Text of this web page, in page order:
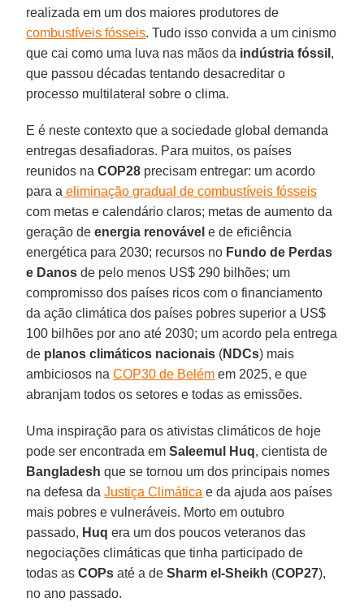
realizada em um dos maiores produtores de
combustíveis fósseis. Tudo isso convida a um cinismo
que cai como uma luva nas mãos da indústria fóssil ,
que passou décadas tentando desacreditar o
processo multilateral sobre o clima.
E é neste contexto que a sociedade global demanda
entregas desafiadoras. Para muitos, os países
reunidos naCOP28 precisam entregar: um acordo
para a eliminação gradual de combustíveis fósseis
com metas e calendário claros; metas de aumento da
geração deenergia renovável e de eficiência
energética para 2030; recursos no Fundo de Perdas
e Danos de pelo menos US$ 290 bilhões; um
compromisso dos países ricos com o financiamento
da ação climática dos países pobres superior a US$
100 bilhões por ano até 2030; um acordo pela entrega
de planos climáticos nacionais (NDCs) mais
ambiciosos naCOP30 de Belém em 2025, e que
abranjam todos os setores e todas as emissões.
Uma inspiração para os ativistas climáticos de hoje
pode ser encontrada emSaleemul Huq, cientista de
Bangladesh que se tornou um dos principais nomes
na defesa daJustiça Climática e da ajuda aos países
mais pobres e vulneráveis. Morto em outubro
passado, Huq era um dos poucos veteranos das
negociações climáticas que tinha participado de
todas asCOPs até a deSharm el-Sheikh (COP27),
no ano passado.